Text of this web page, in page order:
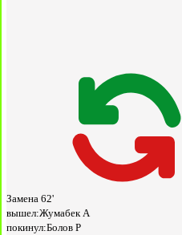
Замена 62'
вышел:Жумабек А
покинул:Болов Р